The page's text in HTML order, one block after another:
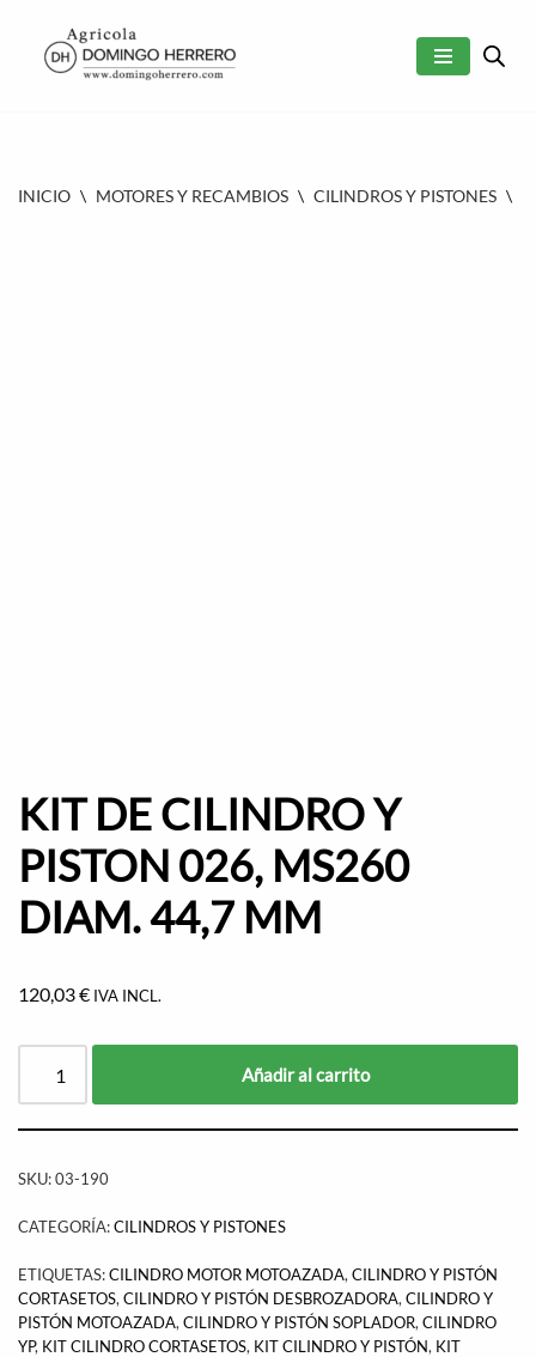
SALTAR
INICIO \ MOTORES Y RECAMBIOS \ CILINDROS Y PISTONES \
KIT DE CILINDRO Y
PISTON 026, MS260
DIAM. 44,7 MM
120,03€ IVA INCL.
Añadir al carrito
SKU:03-190
CATEGORÍA:CILINDROS Y PISTONES
ETIQUETAS:CILINDRO MOTOR MOTOAZADA, CILINDRO Y PISTÓN
CORTASETOS, CILINDRO Y PISTÓN DESBROZADORA, CILINDRO Y
PISTÓN MOTOAZADA, CILINDRO Y PISTÓN SOPLADOR, CILINDRO
YP, KIT CILINDRO CORTASETOS, KIT CILINDRO Y PISTÓN, KIT